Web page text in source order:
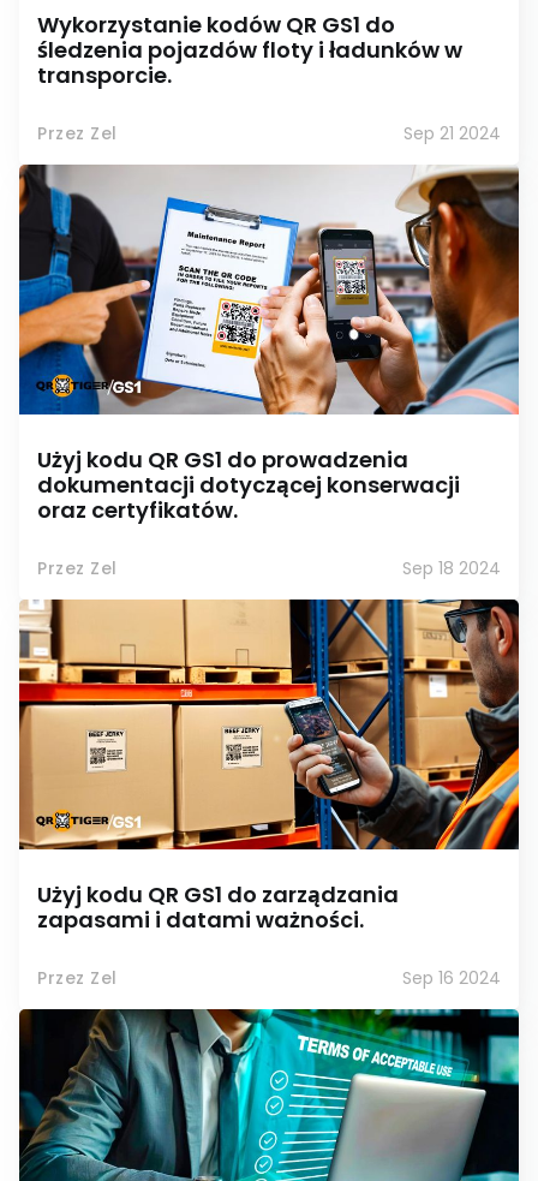
Wykorzystanie kodów QR GS1 do
śledzenia pojazdów floty i ładunków w
transporcie.
Przez Zel Sep 21 2024
Użyj kodu QR GS1 do prowadzenia
dokumentacji dotyczącej konserwacji
oraz certyfikatów.
Przez Zel Sep 18 2024
Użyj kodu QR GS1 do zarządzania
zapasami i datami ważności.
Przez Zel Sep 16 2024